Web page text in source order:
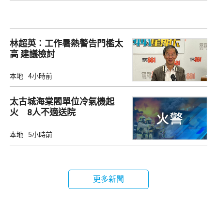
林超英：工作暑熱警告門檻太
高 建議檢討
本地 4小時前
太古城海棠閣單位冷氣機起
火 8人不適送院
本地 5小時前
更多新聞